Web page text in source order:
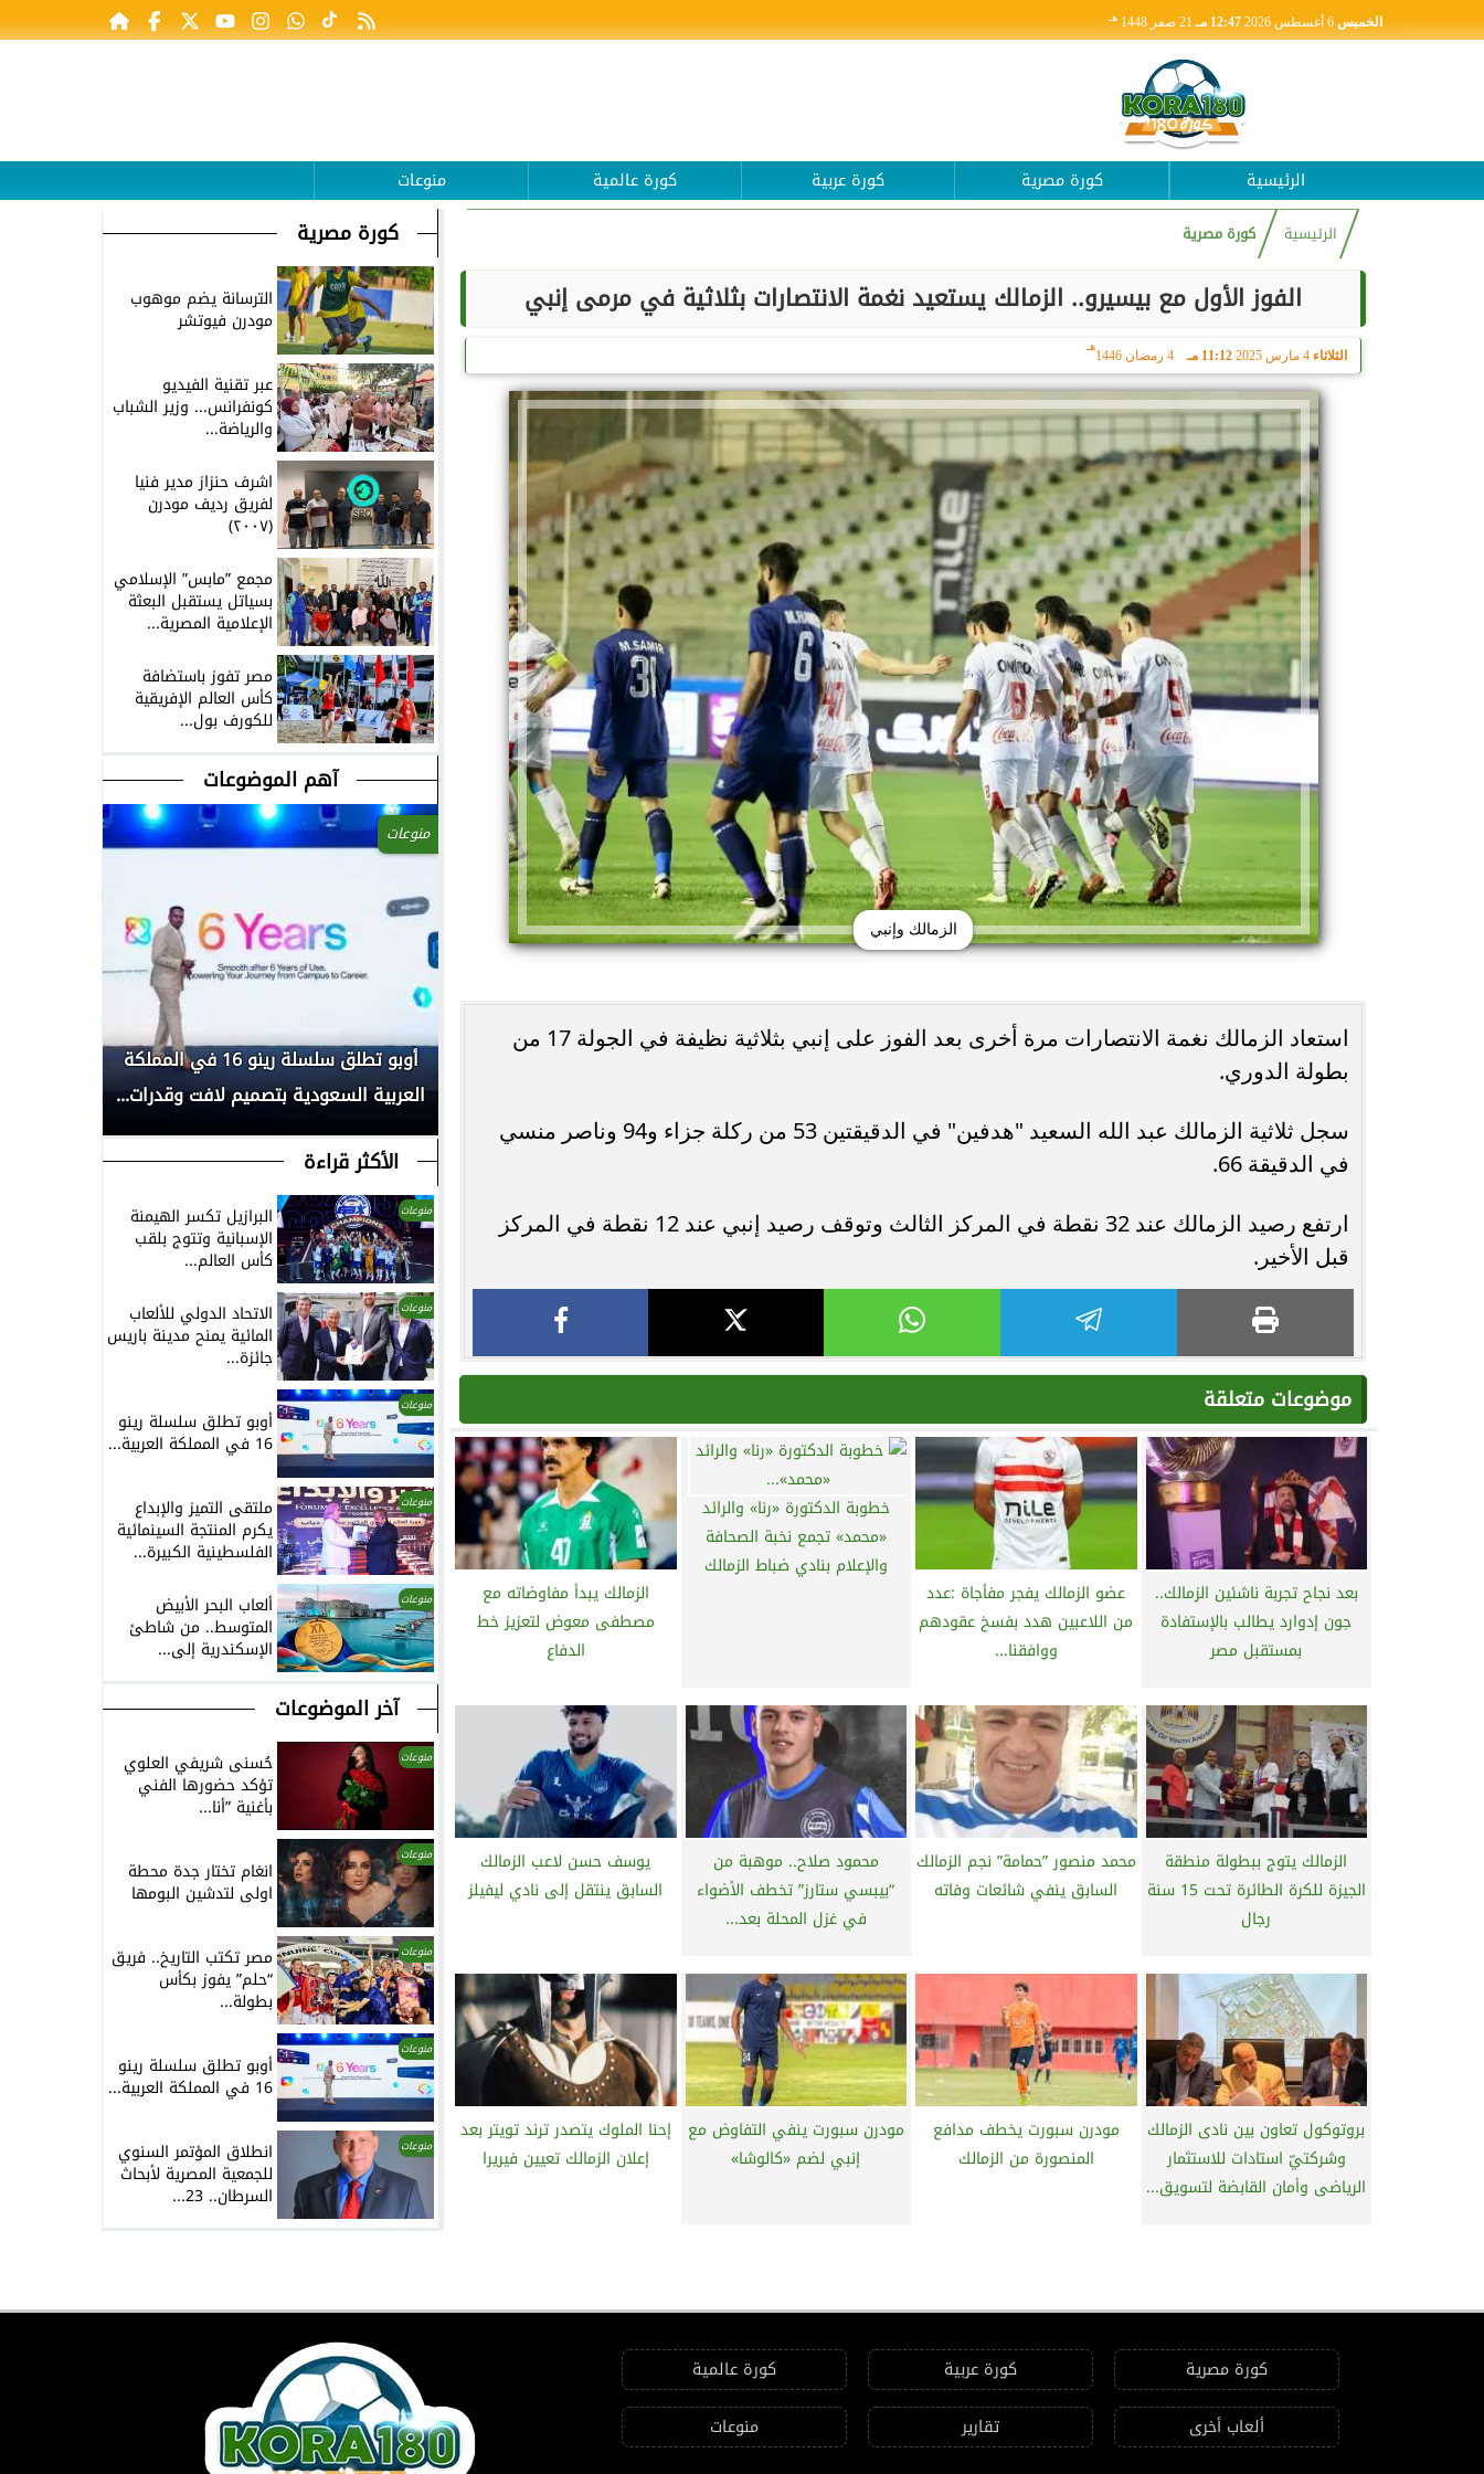
الخميس 12:47 مـ 21 صفر 1448 هـ
الرئيسية كورة مصرية كورة عربية كورة عالمية منوعات
الرئيسية كورة مصرية
الفوز الأول مع بيسيرو.. الزمالك يستعيد نغمة الانتصارات بثلاثية في مرمى إنبي
الثلاثاء 4 مارس 2025 11:12 مـ 4 رمضان 1446
هـ
الزمالك وإنبي
استعاد الزمالك نغمة الانتصارات مرة أخرى بعد الفوز على إنبي بثلاثية نظيفة في الجولة 17 من
بطولة الدوري.
سجل ثلاثية الزمالك عبد الله السعيد "هدفين" في الدقيقتين 53 من ركلة جزاء و94 وناصر منسي
في الدقيقة 66.
ارتفع رصيد الزمالك عند 32 نقطة في المركز الثالث وتوقف رصيد إنبي عند 12 نقطة في المركز
قبل الأخير.
موضوعات متعلقة
بعد نجاح تجربة ناشئين الزمالك..
جون إدوارد يطالب بالإستفادة
بمستقبل مصر
عضو الزمالك يفجر مفأجاة :عدد
من اللاعبين هدد بفسخ عقودهم
ووافقنا...
خطوبة الدكتورة «رنا» والرائد
«محمد» تجمع نخبة الصحافة
والإعلام بنادي ضباط الزمالك
الزمالك يبدأ مفاوضاته مع
مصطفى معوض لتعزيز خط
الدفاع
الزمالك يتوج ببطولة منطقة
الجيزة للكرة الطائرة تحت 15 سنة
رجال
محمد منصور ”حمامة” نجم الزمالك
السابق ينفي شائعات وفاته
محمود صلاح.. موهبة من
“بيبسي ستارز” تخطف الأضواء
في غزل المحلة بعد...
يوسف حسن لاعب الزمالك
السابق ينتقل إلى نادي ليفيلز
بروتوكول تعاون بين نادى الزمالك
وشركتيّ استادات للاستثمار
الرياضى وأمان القابضة لتسويق...
مودرن سبورت يخطف مدافع
المنصورة من الزمالك
مودرن سبورت ينفي التفاوض مع
إنبي لضم «كالوشا»
إحنا الملوك يتصدر ترند تويتر بعد
إعلان الزمالك تعيين فيريرا
كورة مصرية
الترسانة يضم موهوب
مودرن فيوتشر
عبر تقنية الفيديو
كونفرانس... وزير الشباب
والرياضة...
اشرف حنزاز مدير فنيا
لفريق رديف مودرن
(٢٠٠٧)
مجمع ”مابس” الإسلامي
بسياتل يستقبل البعثة
الإعلامية المصرية...
مصر تفوز باستضافة
كأس العالم الإفريقية
للكورف بول...
آهم الموضوعات
حُسنى شريفي العلوي تؤكد حضورها الفني
بأغنية ”أنا وحدة عادية”
انغام تختار جدة محطة اولى لتدشين
مصر تكتب التاريخ.. فريق “حلم” يفوز بكأس
منوعات
أوبو تطلق سلسلة رينو 16 في المملكة
العربية السعودية بتصميم لافت وقدرات...
الأكثر قراءة
منوعات البرازيل تكسر الهيمنة
الإسبانية وتتوج بلقب
كأس العالم...
منوعات الاتحاد الدولي للألعاب
المائية يمنح مدينة باريس
جائزة...
منوعات
أوبو تطلق سلسلة رينو
16 في المملكة العربية...
منوعات ملتقى التميز والإبداع
يكرم المنتجة السينمائية
الفلسطينية الكبيرة...
منوعات ألعاب البحر الأبيض
المتوسط.. من شاطئ
الإسكندرية إلى...
آخر الموضوعات
منوعات حُسنى شريفي العلوي
تؤكد حضورها الفني
بأغنية ”أنا...
منوعات
انغام تختار جدة محطة
اولى لتدشين البومها
منوعات مصر تكتب التاريخ.. فريق
“حلم” يفوز بكأس
بطولة...
منوعات
أوبو تطلق سلسلة رينو
16 في المملكة العربية...
منوعات انطلاق المؤتمر السنوي
للجمعية المصرية لأبحاث
السرطان.. 23...
كورة مصرية كورة عربية
كورة عالمية
ألعاب أخرى
تقارير منوعات